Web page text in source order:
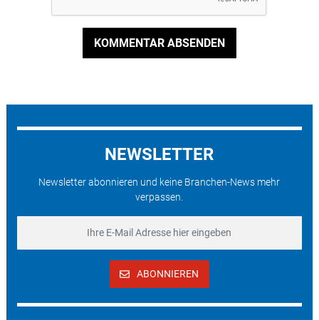
KOMMENTAR ABSENDEN
NEWSLETTER
Newsletter abonnieren und keine Branchen-News mehr
verpassen.
ABONNIEREN